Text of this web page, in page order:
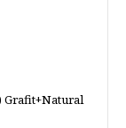
Grafit+Natural